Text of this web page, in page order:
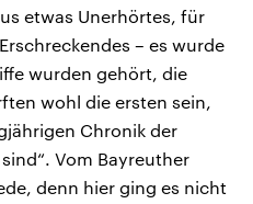
etwas Unerhörtes, für
– es wurde
wurden gehört, die
wohl die ersten sein,
Chronik der
Vom Bayreuther
denn hier ging es nicht